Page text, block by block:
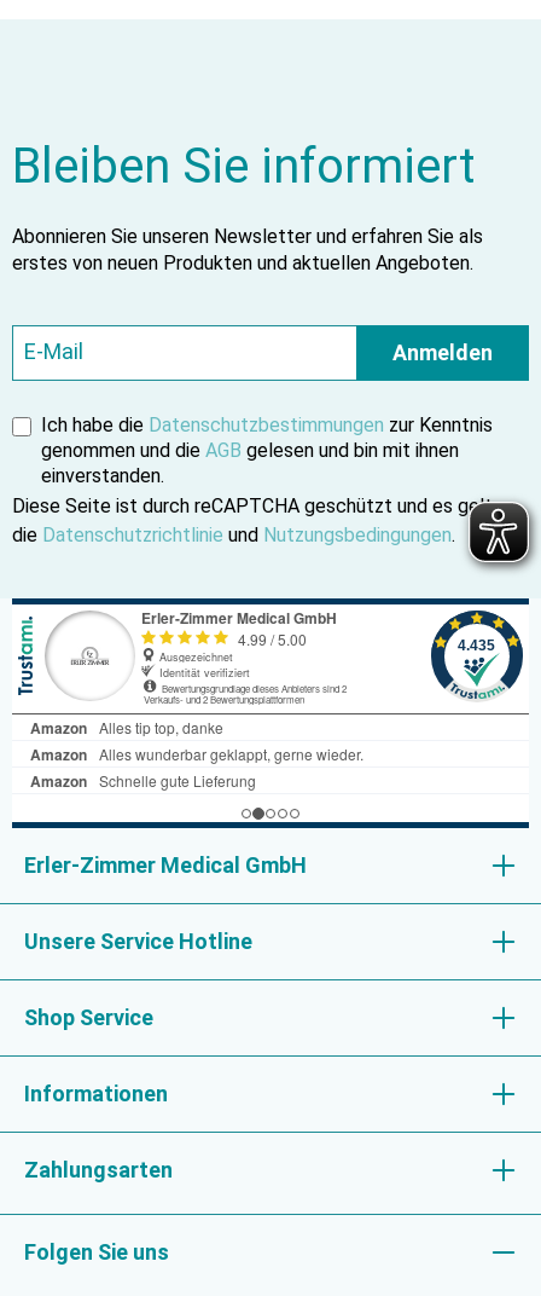
Bleiben Sie informiert
Abonnieren Sie unseren Newsletter und erfahren Sie als
erstes von neuen Produkten und aktuellen Angeboten.
Anmelden
Ich habe die Datenschutzbestimmungen zur Kenntnis
genommen und die AGB gelesen und bin mit ihnen
einverstanden.
Diese Seite ist durch reCAPTCHA geschützt und es gelten
die Datenschutzrichtlinie und Nutzungsbedingungen.
Erler-Zimmer Medical GmbH
Unsere Service Hotline
Shop Service
Informationen
Zahlungsarten
Folgen Sie uns